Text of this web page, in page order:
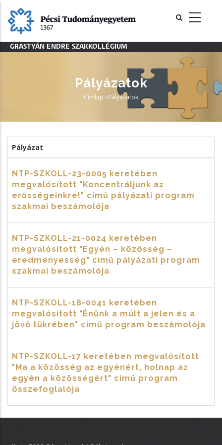
tartalomra
GRASTYÁN ENDRE SZAKKOLLÉGIUM
Pályázatok
Morzsa
Címlap -Pályázatok
Pályázat
NTP-SZKOLL-23-0005 keretében
megvalósított "Koncentráljunk az
erősségeinkre!" című pályázati program
szakmai beszámolója
NTP-SZKOLL-21-0024 keretében
megvalósított "Egyén – közösség –
eredményesség" című pályázati program
szakmai beszámolója
NTP-SZKOLL-18-0041 keretében
megvalósított "Énünk a múlt a jelen és a
jövő tükrében" című program beszámolója
NTP-SZKOLL-17 keretében megvalósított
"Ma a közösség az egyénért, holnap az
egyén a közösségért" című program
összefoglalója